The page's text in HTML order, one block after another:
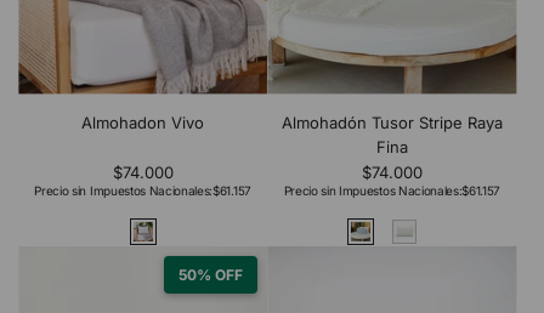
Almohadon Vivo
$74.000
Precio sin Impuestos Nacionales:$61.157
Almohadón Tusor Stripe Raya
Fina
$74.000
Precio sin Impuestos Nacionales:$61.157
50% OFF